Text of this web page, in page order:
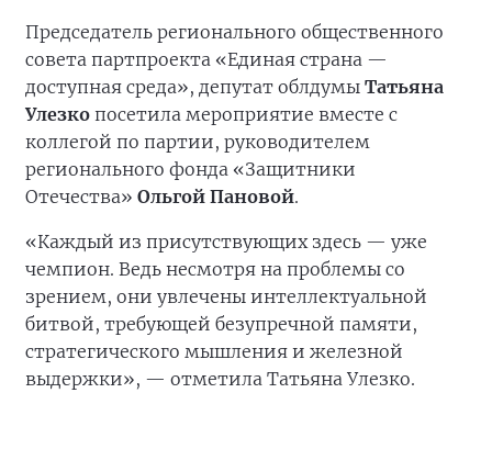
Председатель регионального общественного
совета партпроекта «Единая страна —
доступная среда», депутат облдумы Татьяна
Улезко посетила мероприятие вместе с
коллегой по партии, руководителем
регионального фонда «Защитники
Отечества» Ольгой Пановой.
«Каждый из присутствующих здесь — уже
чемпион. Ведь несмотря на проблемы со
зрением, они увлечены интеллектуальной
битвой, требующей безупречной памяти,
стратегического мышления и железной
выдержки», — отметила Татьяна Улезко.